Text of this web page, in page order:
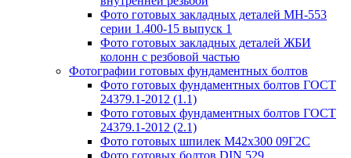
Фото готовых закладных деталей МН-553
серии 1.400-15 выпуск 1
Фото готовых закладных деталей ЖБИ
колонн с резбовой частью
Фотографии готовых фундаментных болтов
Фото готовых фундаментных болтов ГОСТ
24379.1-2012 (1.1)
Фото готовых фундаментных болтов ГОСТ
24379.1-2012 (2.1)
Фото готовых шпилек М42х300 09Г2С
Фото готовых болтов DIN 529